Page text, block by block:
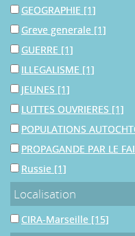
GEOGRAPHIE [1]
Greve generale [1]
GUERRE [1]
ILLEGALISME [1]
JEUNES [1]
LUTTES OUVRIERES [1]
POPULATIONS
PROPAGANDE PAR LE
Russie [1]
Localisation
CIRA-Marseille [15]